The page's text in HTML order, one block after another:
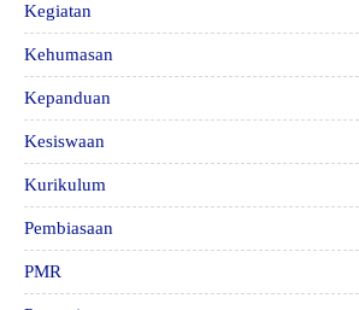
Kegiatan
Kehumasan
Kepanduan
Kesiswaan
Kurikulum
Pembiasaan
PMR